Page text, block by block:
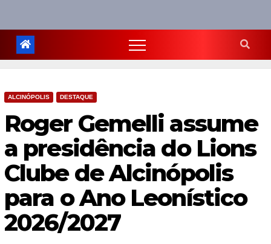
ALCINÓPOLIS DESTAQUE
Roger Gemelli assume
a presidência do Lions
Clube de Alcinópolis
para o Ano Leonístico
2026/2027